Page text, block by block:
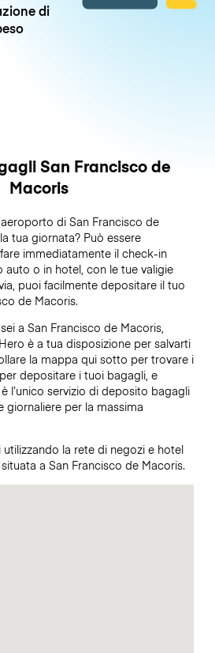
di
San Francisco de
Macoris
di San Francisco de
tua giornata? Può essere
immediatamente il check-in
o in hotel, con le tue valigie
puoi facilmente depositare il tuo
de Macoris.
a San Francisco de Macoris,
è a tua disposizione per salvarti
la mappa qui sotto per trovare i
depositare i tuoi bagagli, e
l’unico servizio di deposito bagagli
giornaliere per la massima
la rete di negozi e hotel
a San Francisco de Macoris.